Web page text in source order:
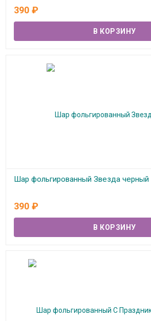
390 ₽
Шар фольгированный Звезда черный
390 ₽